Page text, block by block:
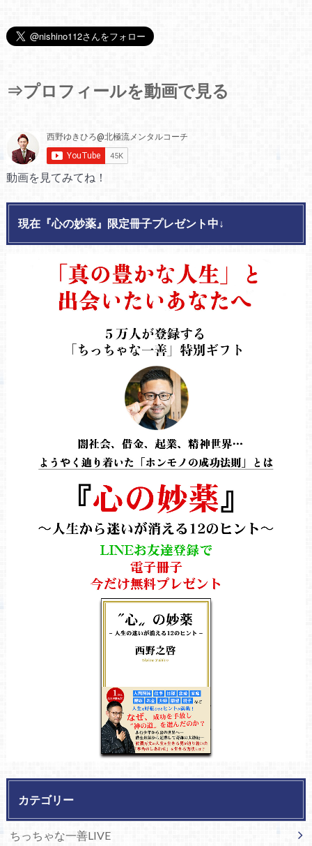
⇒プロフィールを動画で見る
動画を見てみてね！
現在『心の妙薬』限定冊子プレゼント中↓
カテゴリー
ちっちゃな一善LIVE